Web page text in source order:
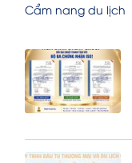
Cẩm nang du lịch